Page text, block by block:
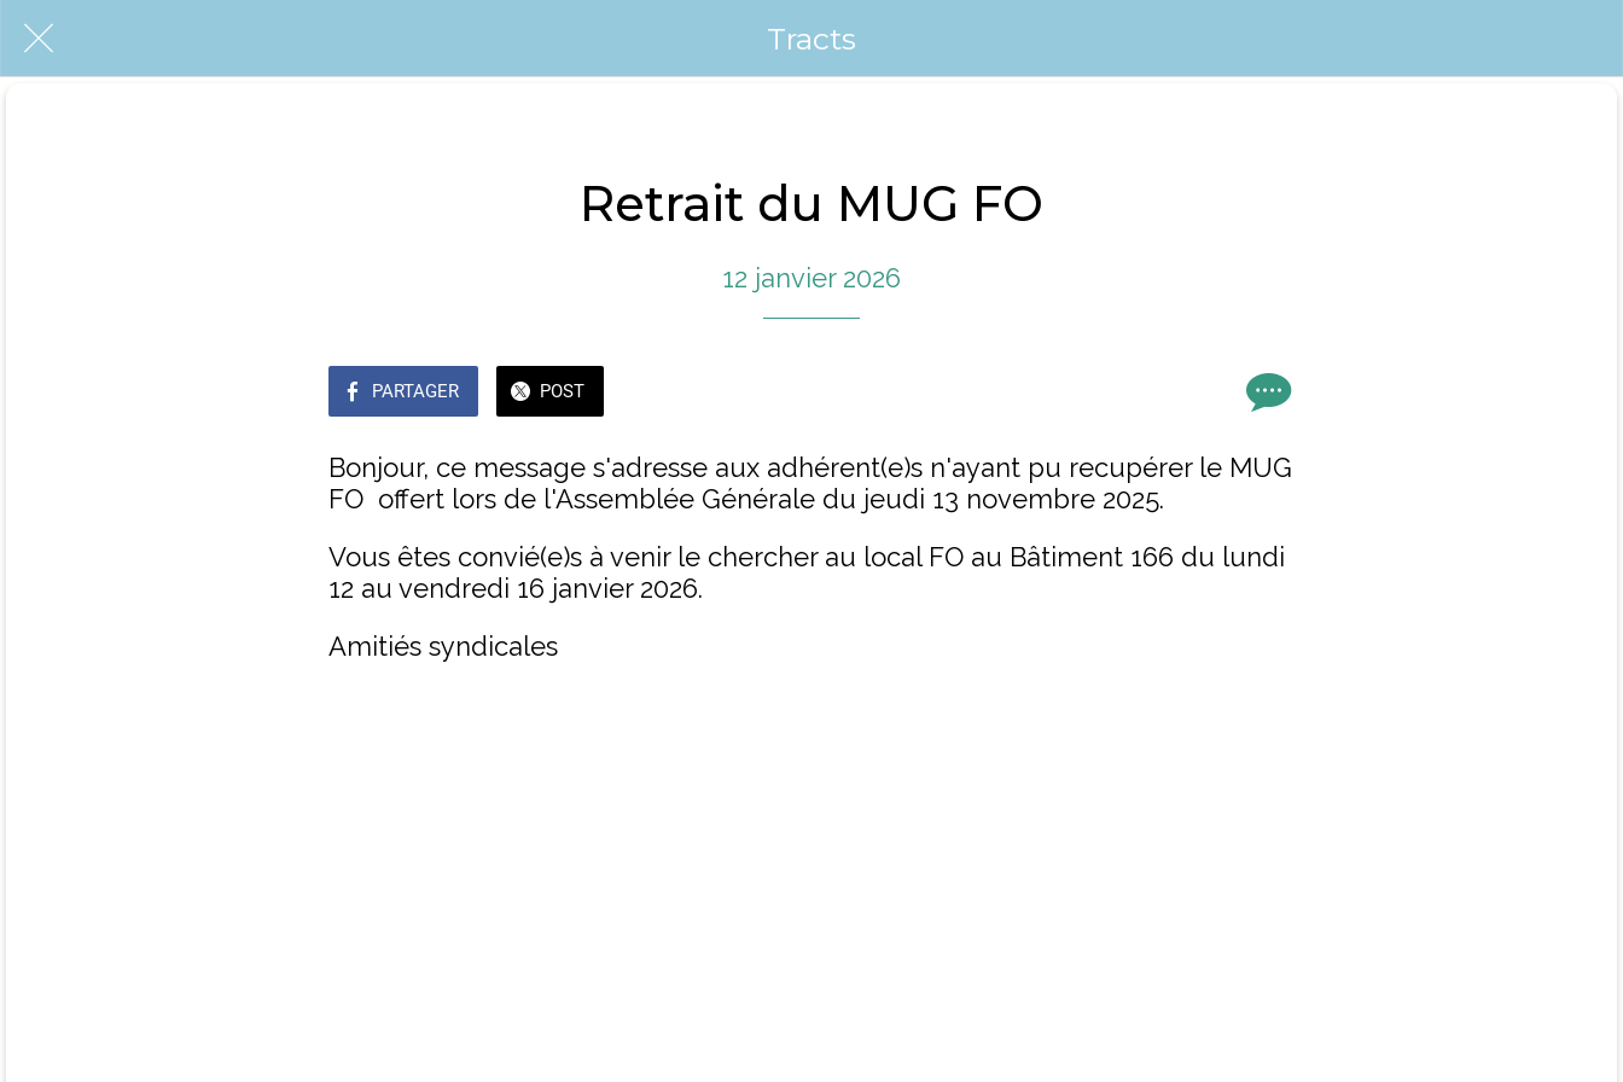
Tracts
Retrait du MUG FO
12 janvier 2026
PARTAGER POST
Bonjour, ce message s'adresse aux adhérent(e)s n'ayant pu recupérer le MUG
FO offert lors de l'Assemblée Générale du jeudi 13 novembre 2025.
Vous êtes convié(e)s à venir le chercher au local FO au Bâtiment 166 du lundi
12 au vendredi 16 janvier 2026.
Amitiés syndicales